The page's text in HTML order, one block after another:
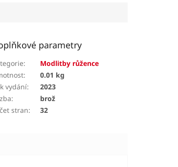
parametry
:
Modlitby růžence
:
0.01 kg
vydání:
2023
:
brož
stran: 32